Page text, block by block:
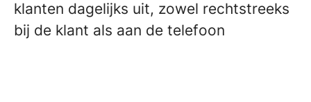
klanten dagelijks uit, zowel rechtstreeks
bij de klant als aan de telefoon